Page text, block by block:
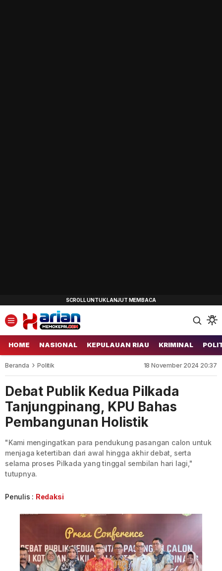
HOME NASIONAL KEPULAUAN RIAU KRIMINAL
Beranda Politik 18 November 2024 20:37
Debat Publik Kedua Pilkada
Tanjungpinang, KPU Bahas
Pembangunan Holistik
"Kami mengingatkan para pendukung pasangan calon untuk
menjaga ketertiban dari awal hingga akhir debat, serta
selama proses Pilkada yang tinggal sembilan hari lagi,"
tutupnya.
Penulis : Redaksi